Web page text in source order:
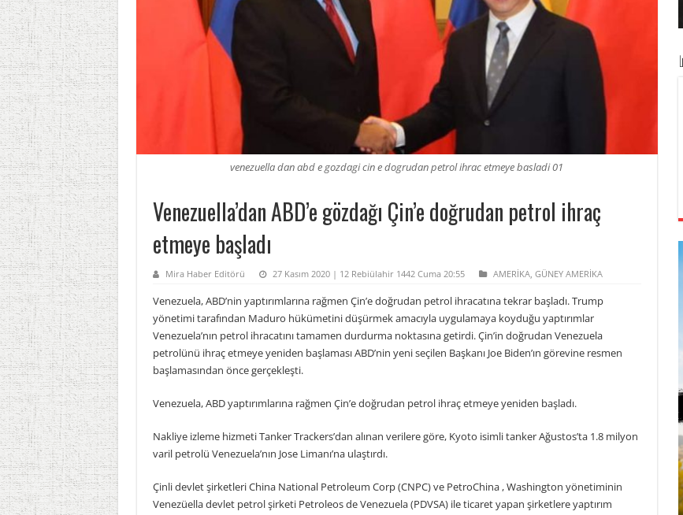
venezuella dan abd e gozdagi cin e dogrudan petrol ihrac etmeye basladi 01
Venezuella’dan ABD’e gözdağı Çin’e doğrudan petrol ihraç
etmeye başladı
Mira Haber Editörü 27 Kasım 2020 | 12 Rebiülahir 1442 Cuma 20:55 AMERİKA, GÜNEY AMERİKA
Venezuela, ABD’nin yaptırımlarına rağmen Çin’e doğrudan petrol ihracatına tekrar başladı. Trump
yönetimi tarafından Maduro hükümetini düşürmek amacıyla uygulamaya koyduğu yaptırımlar
Venezuela’nın petrol ihracatını tamamen durdurma noktasına getirdi. Çin’in doğrudan Venezuela
petrolünü ihraç etmeye yeniden başlaması ABD’nin yeni seçilen Başkanı Joe Biden’ın görevine resmen
başlamasından önce gerçekleşti.
Venezuela, ABD yaptırımlarına rağmen Çin’e doğrudan petrol ihraç etmeye yeniden başladı.
Nakliye izleme hizmeti Tanker Trackers’dan alınan verilere göre, Kyoto isimli tanker Ağustos’ta 1.8 milyon
varil petrolü Venezuela’nın Jose Limanı’na ulaştırdı.
Çinli devlet şirketleri China National Petroleum Corp (CNPC) ve PetroChina , Washington yönetiminin
Venezüella devlet petrol şirketi Petroleos de Venezuela (PDVSA) ile ticaret yapan şirketlere yaptırım